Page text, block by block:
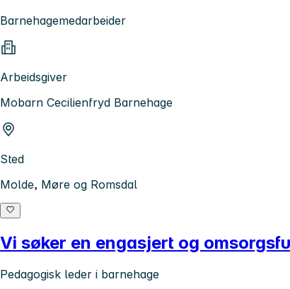
Barnehagemedarbeider
Arbeidsgiver
Mobarn Cecilienfryd Barnehage
Sted
Molde, Møre og Romsdal
Vi søker en engasjert og
Pedagogisk leder i barnehage